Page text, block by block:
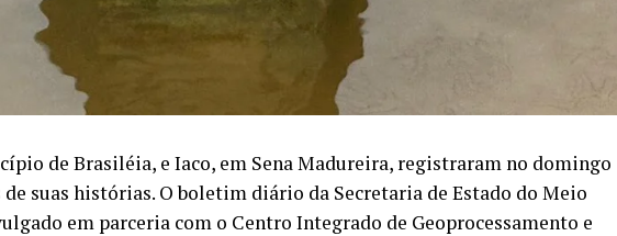
de Brasiléia, e Iaco, em Sena Madureira, registraram no domingo
de suas histórias. O boletim diário da Secretaria de Estado do Meio
em parceria com o Centro Integrado de Geoprocessamento e